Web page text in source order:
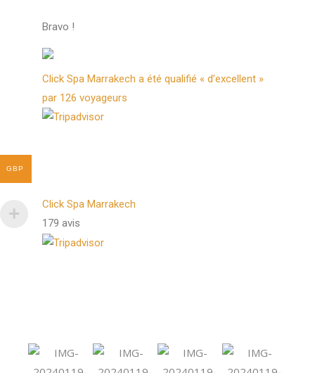
Bravo !
Click Spa Marrakech a été qualifié « d’excellent »
par 126 voyageurs
Click Spa Marrakech
179 avis
GBP